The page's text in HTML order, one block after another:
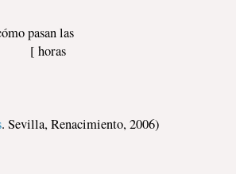
pasan las
[ horas
. Sevilla, Renacimiento, 2006)